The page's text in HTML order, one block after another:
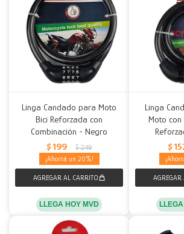
Linga Candado para Moto
Bici Reforzada con
Combinación - Negro
$ 199 $ 249
20
LLEGA HOY MVD
Linga
Moto con
$